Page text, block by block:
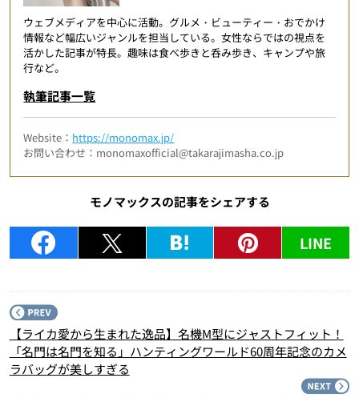
ウェブメディアを中心に活動。グルメ・ビューティー・おでかけ
情報など幅広いジャンルを担当している。女性ならではの視点を
活かした記事が特長。趣味は食べ歩きと呑み歩き、キャンプや旅
行など。
執筆記事一覧
Website： https://monomax.jp/
お問い合わせ：monomaxofficial@takarajimasha.co.jp
モノマックスの記事をシェアする
LINE
【ライカ愛から生まれた逸品】名機M型にジャストフィット！
「名門は名門を知る」ハンティングワールド60周年記念のカメ
ラバッグが美しすぎる